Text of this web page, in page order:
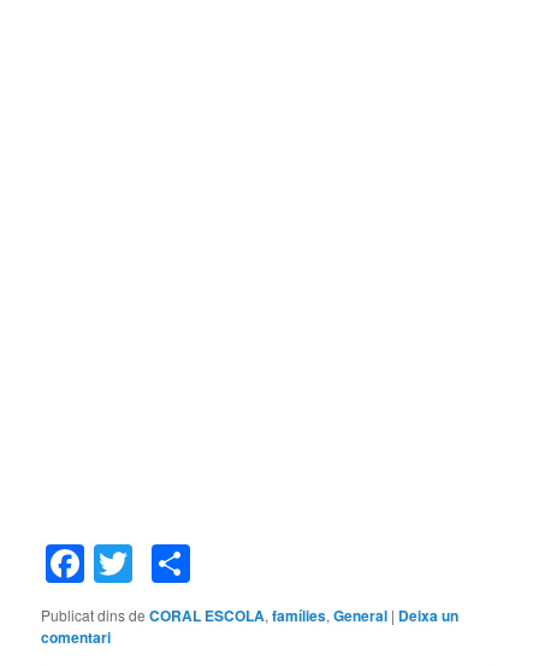
Facebook
Twitter
Publicat dins de CORAL ESCOLA,famílies,General | Deixa un
comentari